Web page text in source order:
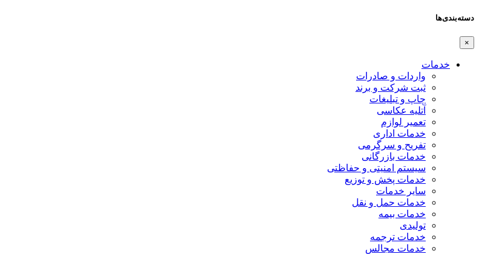
دسته‌بندی‌ها
×
خدمات
واردات و صادرات
ثبت شرکت و برند
چاپ و تبلیغات
آتلیه عکاسی
تعمیر لوازم
خدمات اداری
تفریح و سرگرمی
خدمات بازرگانی
سیستم امنیتی و حفاظتی
خدمات پخش و توزیع
سایر خدمات
خدمات حمل و نقل
خدمات بیمه
تولیدی
خدمات ترجمه
خدمات مجالس